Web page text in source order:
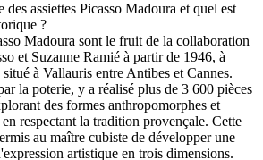
assiettes Picasso Madoura et quel est
?
Madoura sont le fruit de la collaboration
et Suzanne Ramié à partir de 1946, à
à Vallauris entre Antibes et Cannes.
la poterie, y a réalisé plus de 3 600 pièces
des formes anthropomorphes et
respectant la tradition provençale. Cette
au maître cubiste de développer une
artistique en trois dimensions.